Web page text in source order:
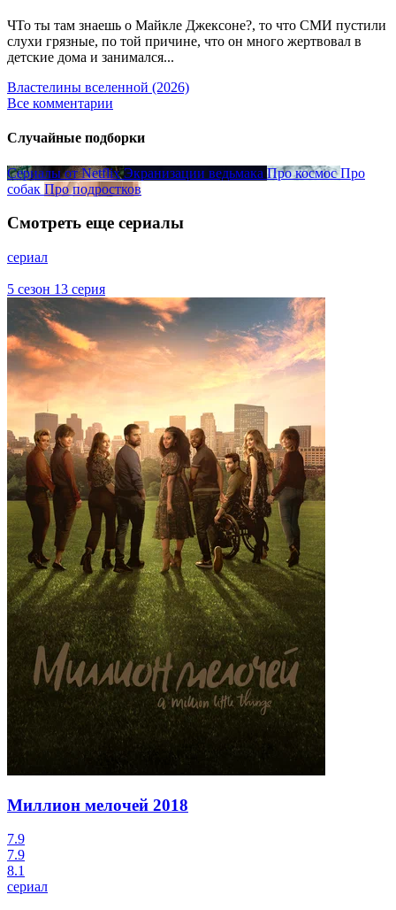
ЧТо ты там знаешь о Майкле Джексоне?, то что СМИ пустили
слухи грязные, по той причине, что он много жертвовал в
детские дома и занимался...
Властелины вселенной (2026)
Все комментарии
Случайные подборки
Сериалы от Netflix Экранизации ведьмака Про космос Про
собак Про подростков
Смотреть еще сериалы
сериал
5 сезон 13 серия
Миллион мелочей 2018
7.9
7.9
8.1
сериал